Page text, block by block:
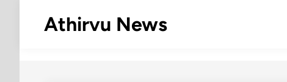
Athirvu News